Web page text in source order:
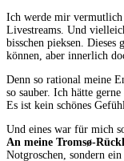
Ich werde mir vermutlich
Livestreams. Und
bisschen pieksen. Dieses
können, aber innerlich
Denn so rational meine
so sauber. Ich hätte
Es ist kein schönes
Und eines war für mich
An meine Tromsø-
Notgroschen, sondern